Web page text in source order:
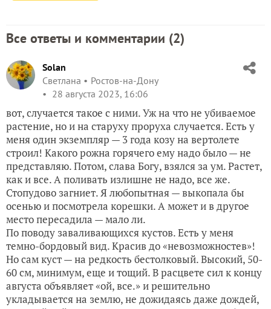
Все ответы и комментарии (2)
Solan
Светлана
Ростов-на-Дону
28 августа 2023, 16:06
вот, случается такое с ними. Уж на что не убиваемое
растение, но и на старуху проруха случается. Есть у
меня один экземпляр — 3 года козу на вертолете
строил! Какого рожна горячего ему надо было — не
представляю. Потом, слава Богу, взялся за ум. Растет,
как и все. А поливать излишне не надо, все же.
Стопудово загниет. Я любопытная — выкопала бы
осенью и посмотрела корешки. А может и в другое
место пересадила — мало ли.
По поводу заваливающихся кустов. Есть у меня
темно-бордовый вид. Красив до «невозможностев»!
Но сам куст — на редкость бестолковый. Высокий, 50-
60 см, минимум, еще и тощий. В расцвете сил к концу
августа объявляет «ой, все.» и решительно
укладывается на землю, не дожидаясь даже дождей,